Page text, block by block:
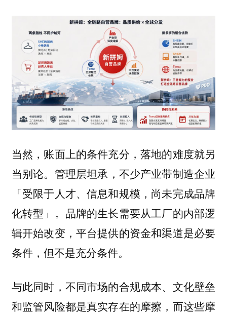
当然，账面上的条件充分，落地的难度就另
当别论。 管理层坦承，不少产业带制造企业
「受限于人才、信息和规模，尚未完成品牌
化转型」。品牌的生长需要从工厂的内部逻
辑开始改变，平台提供的资金和渠道是必要
条件，但不是充分条件。
与此同时，不同市场的合规成本、文化壁垒
和监管风险都是真实存在的摩擦，而这些摩